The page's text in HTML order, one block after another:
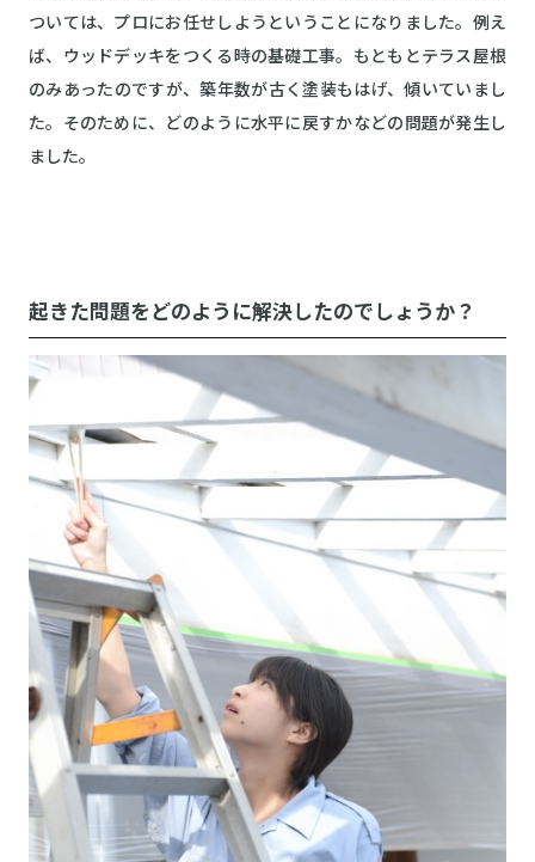
ついては、プロにお任せしようということになりました。例え
ば、ウッドデッキをつくる時の基礎工事。もともとテラス屋根
のみあったのですが、築年数が古く塗装もはげ、傾いていまし
た。そのために、どのように水平に戻すかなどの問題が発生し
ました。
起きた問題をどのように解決したのでしょうか？